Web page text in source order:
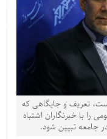
تعریف و جایگاهی که
را با خبرنگاران اشتباه
جامعه تبیین شود.